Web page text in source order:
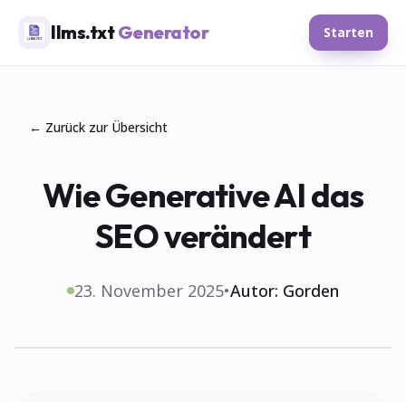
llms.txtGenerator Starten
← Zurück zur Übersicht
Wie Generative AI das
SEO verändert
23. November 2025•Autor: Gorden